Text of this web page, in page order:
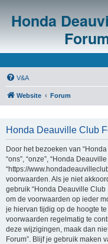
Honda
V&A
Website Forum
Honda Deauville Club
Door het bezoeken van
“ons”, “onze”, “Honda
“https://
voorwaarden. Als je niet
gebruik “Honda Deauville Club
om de voorwaarden op ieder
je hiervan tijdig op de hoogte
voorwaarden regelmatig te
deze wijzigingen, maak dan
Forum”. Blijf je gebruik maken